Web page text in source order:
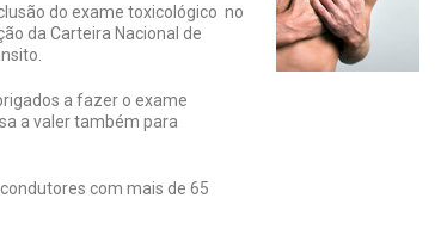
do exame toxicológico no
da Carteira Nacional de
a fazer o exame
a valer também para
com mais de 65